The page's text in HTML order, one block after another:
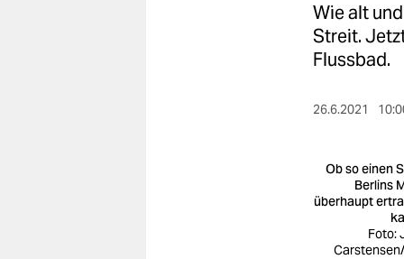
Wie alt
Streit.
Flussbad.
26.6.2021
Ob so einen
Berlins
überhaupt
Foto: